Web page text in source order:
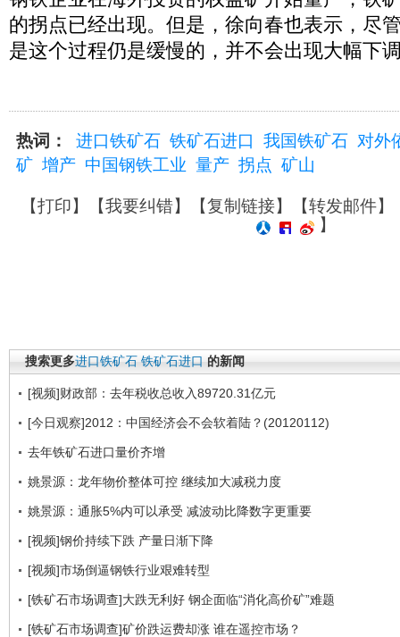
的拐点已经出现。但是，徐向春也表示，尽
是这个过程仍是缓慢的，并不会出现大幅下
热词： 进口铁矿石 铁矿石进口 我国铁矿石 对外
矿 增产 中国钢铁工业 量产 拐点 矿山
【打印】【我要纠错】【复制链接】【转发邮件】
】
搜索更多进口铁矿石 铁矿石进口 的新闻
[视频]财政部：去年税收总收入89720.31亿元
[今日观察]2012：中国经济会不会软着陆？(20120112)
去年铁矿石进口量价齐增
姚景源：龙年物价整体可控 继续加大减税力度
姚景源：通胀5%内可以承受 减波动比降数字更重要
[视频]钢价持续下跌 产量日渐下降
[视频]市场倒逼钢铁行业艰难转型
[铁矿石市场调查]大跌无利好 钢企面临“消化高价矿”难题
[铁矿石市场调查]矿价跌运费却涨 谁在遥控市场？